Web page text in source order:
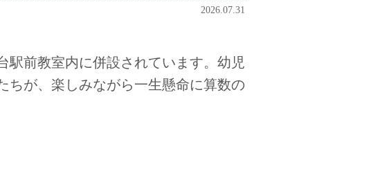
2026.07.31
前教室内に併設されています。幼児
ちが、楽しみながら一生懸命に算数の